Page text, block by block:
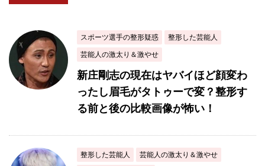
スポーツ選手の整形疑惑
整形した芸能人
芸能人の激太り＆激やせ
新庄剛志の現在はヤバイほど顔変わ
ったし眉毛がタトゥーで変？整形す
る前と後の比較画像が怖い！
整形した芸能人
芸能人の激太り＆激やせ